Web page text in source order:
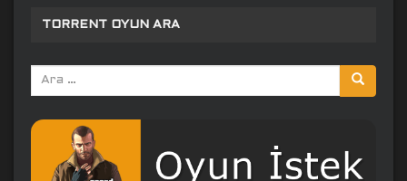
TORRENT OYUN ARA
Arama
yap: